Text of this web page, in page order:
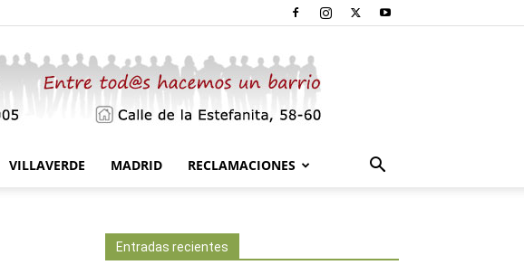
VILLAVERDE MADRID RECLAMACIONES
Entradas recientes